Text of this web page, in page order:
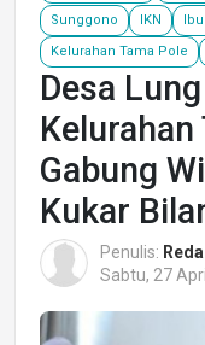
Sunggono IKN
Kelurahan Tama Pole
Desa
Kelurahan
Gabung
Kukar
Penulis:
Sabtu, 27